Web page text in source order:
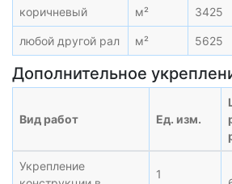
коричневый м² 3425
любой другой рал м² 5625
Дополнительное
Вид работ Ед. изм.
Укрепление
1